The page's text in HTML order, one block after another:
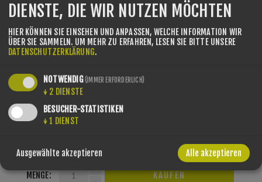
GRÖSSE/LÄNGE
FARBE*
MENGE:
DIENSTE, DIE WIR NUTZEN MÖCHTEN
HIER KÖNNEN SIE EINSEHEN UND ANPASSEN, WELCHE INFORMATION WIR
ÜBER SIE SAMMELN. UM MEHR ZU ERFAHREN, LESEN SIE BITTE UNSERE
DATENSCHUTZERKLÄRUNG.
NOTWENDIG(IMMER ERFORDERLICH)
↓ 2 DIENSTE
BESUCHER-STATISTIKEN
↓ 1 DIENST
Ausgewählte akzeptieren Alle akzeptieren